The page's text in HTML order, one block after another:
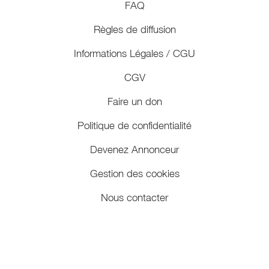
FAQ
Règles de diffusion
Informations Légales / CGU
CGV
Faire un don
Politique de confidentialité
Devenez Annonceur
Gestion des cookies
Nous contacter